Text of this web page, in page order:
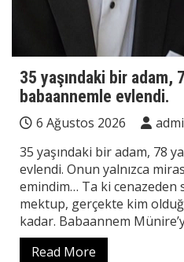
35 yaşındaki bir adam,
babaannemle evlendi.
6 Ağustos 2026
35 yaşındaki bir adam, 78
evlendi. Onun yalnızca
emindim… Ta ki cenazeden
mektup, gerçekte kim
kadar. Babaannem
Read More